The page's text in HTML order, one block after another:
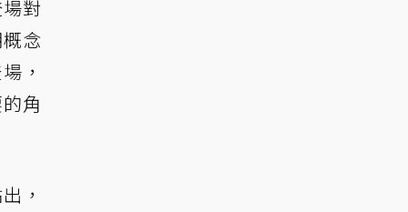
對
念
，
角
，